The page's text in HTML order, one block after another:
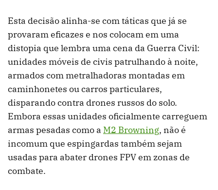
Esta decisão alinha-se com táticas que já se
provaram eficazes e nos colocam em uma
distopia que lembra uma cena da Guerra Civil:
unidades móveis de civis patrulhando à noite,
armados com metralhadoras montadas em
caminhonetes ou carros particulares,
disparando contra drones russos do solo.
Embora essas unidades oficialmente carreguem
armas pesadas como a M2 Browning, não é
incomum que espingardas também sejam
usadas para abater drones FPV em zonas de
combate.